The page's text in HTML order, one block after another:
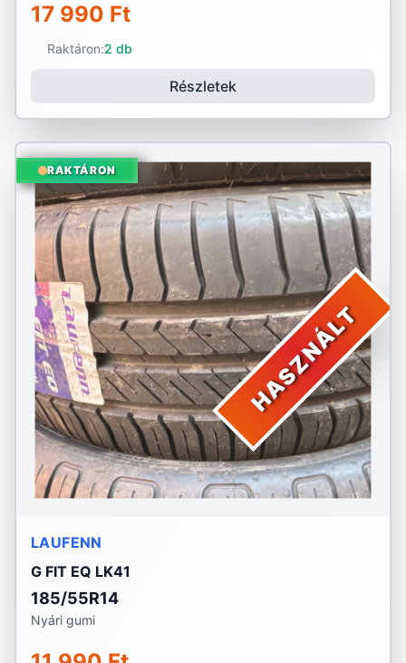
17 990 Ft
Raktáron:2 db
Részletek
HASZNÁLT
RAKTÁRON
LAUFENN
G FIT EQ LK41
185/55R14
Nyári gumi